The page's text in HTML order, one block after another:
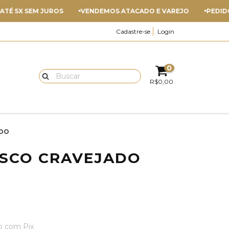
SEM JUROS VENDEMOS ATACADO E VAREJO PEDIDO
Cadastre-se Login
0
R$0,00
CRAVEJADO
com Pix